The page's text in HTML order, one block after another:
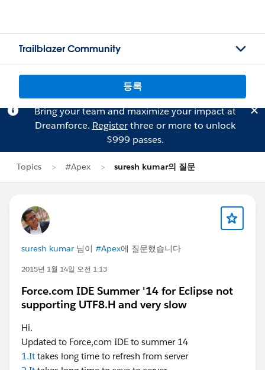
Trailblazer Community
등록
Bring your team and maximize your impact at
Dreamforce. Registerthree or more to unlock
$999 passes.
Topics #Apex suresh kumar의 질문
suresh kumar 님이 #Apex에 질문했습니다
2015년 1월 14일 오전 1:13
Force.com IDE Summer '14 for Eclipse not
supporting UTF8.H and very slow
Hi.
Updated to Force,com IDE to summer 14
1.It takes long time to refresh from server